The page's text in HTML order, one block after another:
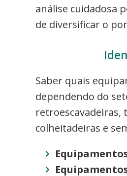
análise cuidadosa
de diversificar o
Saber quais
dependendo do
retroescavadeiras,
colheitadeiras e